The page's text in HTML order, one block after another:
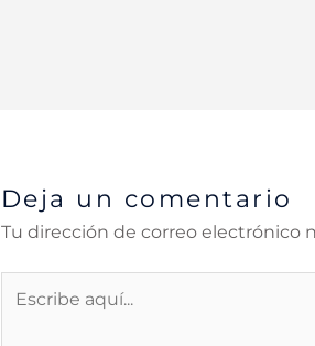
Deja un comentario
Tu dirección de correo electrónico
aquí...